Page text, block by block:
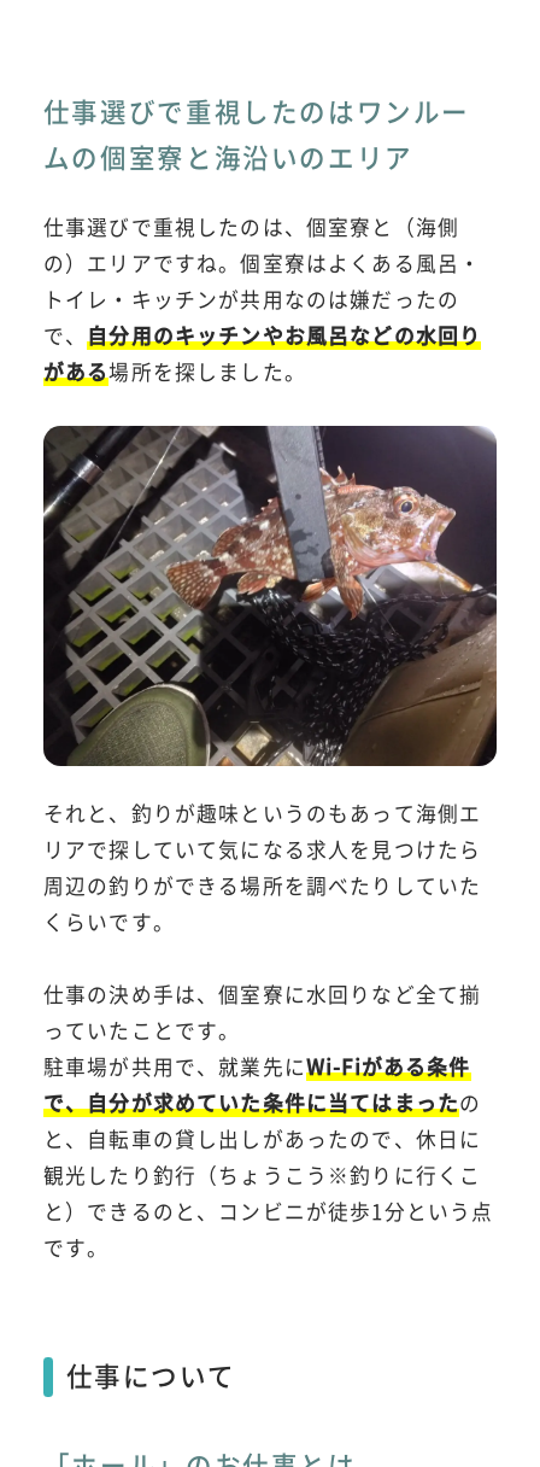
仕事選びで重視したのはワンルー
ムの個室寮と海沿いのエリア
仕事選びで重視したのは、個室寮と（海側
の）エリアですね。個室寮はよくある風呂・
トイレ・キッチンが共用なのは嫌だったの
で、自分用のキッチンやお風呂などの水回り
がある場所を探しました。
それと、釣りが趣味というのもあって海側エ
リアで探していて気になる求人を見つけたら
周辺の釣りができる場所を調べたりしていた
くらいです。
仕事の決め手は、個室寮に水回りなど全て揃
っていたことです。
駐車場が共用で、就業先にWi-Fiがある条件
で、自分が求めていた条件に当てはまったの
と、自転車の貸し出しがあったので、休日に
観光したり釣行（ちょうこう※釣りに行くこ
と）できるのと、コンビニが徒歩1分という点
です。
仕事について